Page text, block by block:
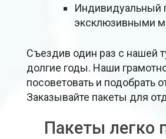
Индивидуальный
эксклюзивными
Съездив один раз с нашей
долгие годы. Наши
посоветовать и подобрать
Заказывайте пакеты для
Пакеты легко